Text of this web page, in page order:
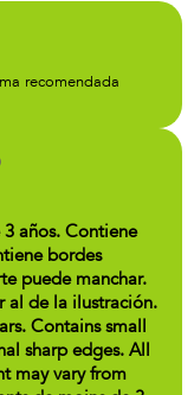
recomendada
años. Contiene
bordes
puede manchar.
al de la ilustración.
Contains small
sharp edges. All
may vary from